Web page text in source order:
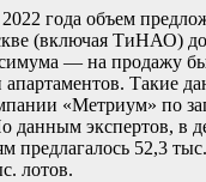
года объем
(включая ТиНАО)
— на продажу
апартаментов. Такие
«Метриум» по
экспертов, в
предлагалось 52,3
лотов.